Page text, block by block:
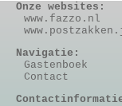
Onze websites:
www.fazzo.nl
Navigatie:
Gastenboek
Contact